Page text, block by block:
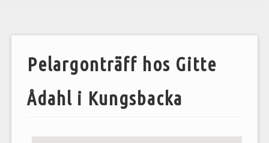
Pelargonträff hos Gitte
Ådahl i Kungsbacka